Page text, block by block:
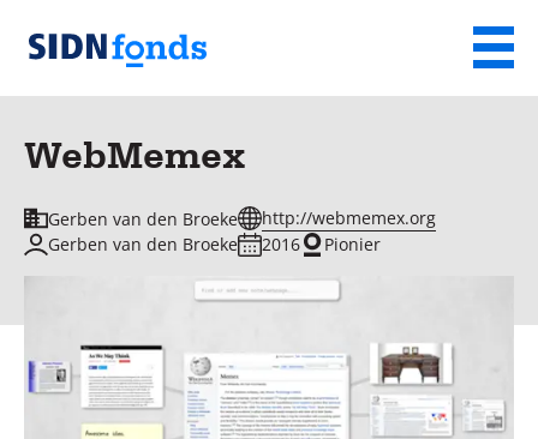
Sla de navigatie over en ga naar de inhoud
SIDN
Menu
WebMemex
Gerben van den Broeke
http://webmemex.org
Gerben van den Broeke
2016 Pionier